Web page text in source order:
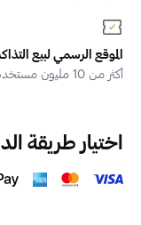
الموقع الرسمي لبيع
أكثر من 10 مليون مستخدم
اختيار طريقة